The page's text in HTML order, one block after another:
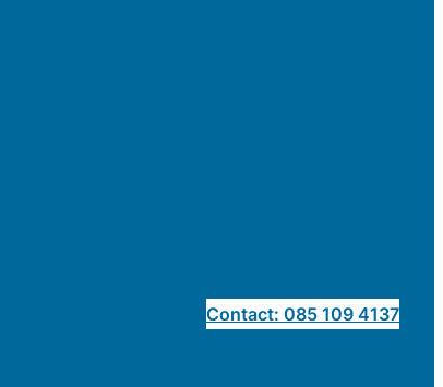
Contact: 085 109 4137